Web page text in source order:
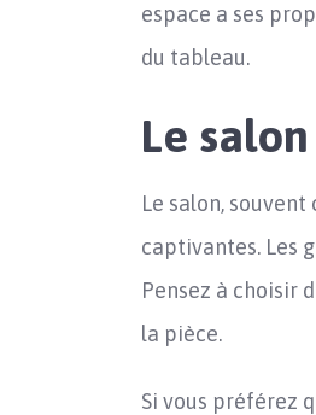
espace a ses
du tableau.
Le
Le salon,
captivantes. Les
Pensez à choisir
la pièce.
Si vous préférez